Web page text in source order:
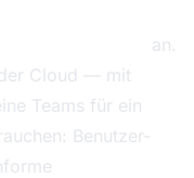
an.
Cloud — mit
Teams für ein
Benutzer-